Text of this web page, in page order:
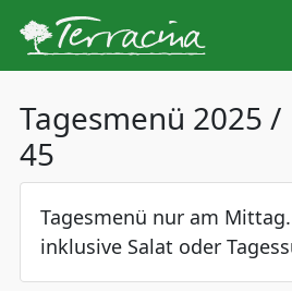
Tagesmenü 2025 /
45
Tagesmenü nur am
inklusive Salat oder